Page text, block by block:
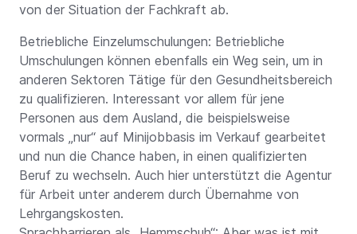
von der Situation der Fachkraft ab.
Betriebliche Einzelumschulungen: Betriebliche
Umschulungen können ebenfalls ein Weg sein, um in
anderen Sektoren Tätige für den Gesundheitsbereich
zu qualifizieren. Interessant vor allem für jene
Personen aus dem Ausland, die beispielsweise
vormals „nur“ auf Minijobbasis im Verkauf gearbeitet
und nun die Chance haben, in einen qualifizierten
Beruf zu wechseln. Auch hier unterstützt die Agentur
für Arbeit unter anderem durch Übernahme von
Lehrgangskosten.